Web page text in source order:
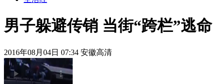
男子躲避传销 当街“跨栏”逃命
2016年08月04日 07:34 安徽高清